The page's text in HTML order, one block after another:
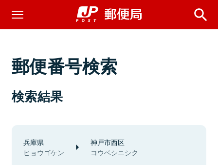
郵便番号検索
検索結果
兵庫県
ヒョウゴケン
神戸市西区
コウベシニシク